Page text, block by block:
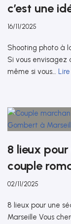
c’est une
16/11/2025
Shooting photo à
Si vous envisagez
même si vous…
8 lieux
couple
02/11/2025
8 lieux pour une
Marseille Vous